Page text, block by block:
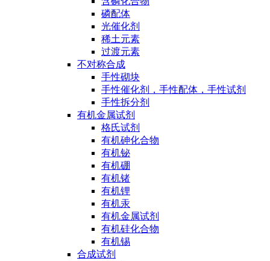
磷配体
光催化剂
稀土元素
过渡元素
不对称合成
手性砌块
手性催化剂，手性配体，手性试剂
手性拆分剂
有机金属试剂
格氏试剂
有机砷化合物
有机铋
有机硼
有机锗
有机锂
有机汞
有机金属试剂
有机硅化合物
有机锡
合成试剂